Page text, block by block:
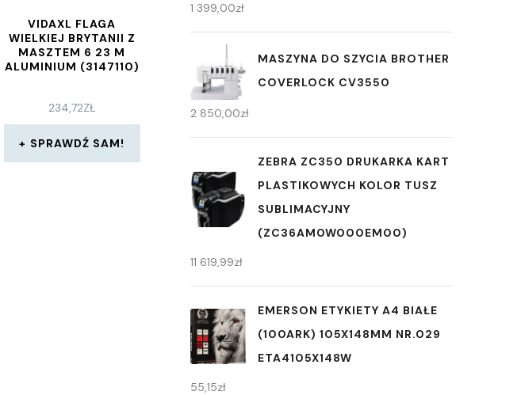
VIDAXL FLAGA
WIELKIEJ BRYTANII Z
MASZTEM 6 23 M
ALUMINIUM (3147110)
234,72ZŁ
SPRAWDŹ SAM!
1 399,00zł
MASZYNA DO SZYCIA BROTHER
COVERLOCK CV3550
2 850,00zł
ZEBRA ZC350 DRUKARKA KART
PLASTIKOWYCH KOLOR TUSZ
SUBLIMACYJNY
(ZC36AM0W000EM00)
11 619,99zł
EMERSON ETYKIETY A4 BIAŁE
(100ARK) 105X148MM NR.029
ETA4105X148W
55,15zł